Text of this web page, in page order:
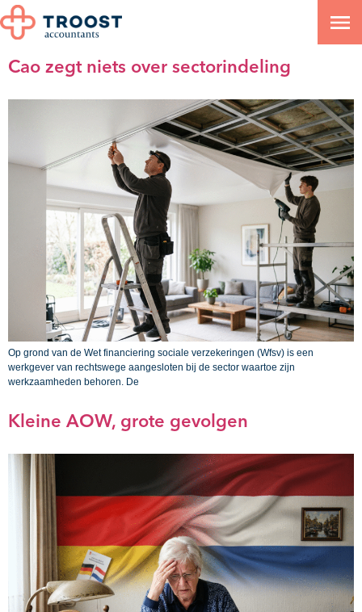
Categorie: Sociale verzekeringen
Cao zegt niets over sectorindeling
Op grond van de Wet financiering sociale verzekeringen (Wfsv) is een
werkgever van rechtswege aangesloten bij de sector waartoe zijn
werkzaamheden behoren. De
Kleine AOW, grote gevolgen